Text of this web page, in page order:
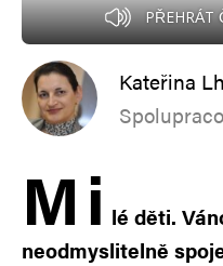
PŘEHRÁT
Kateřina
Mi lé děti.
neodmyslitelně